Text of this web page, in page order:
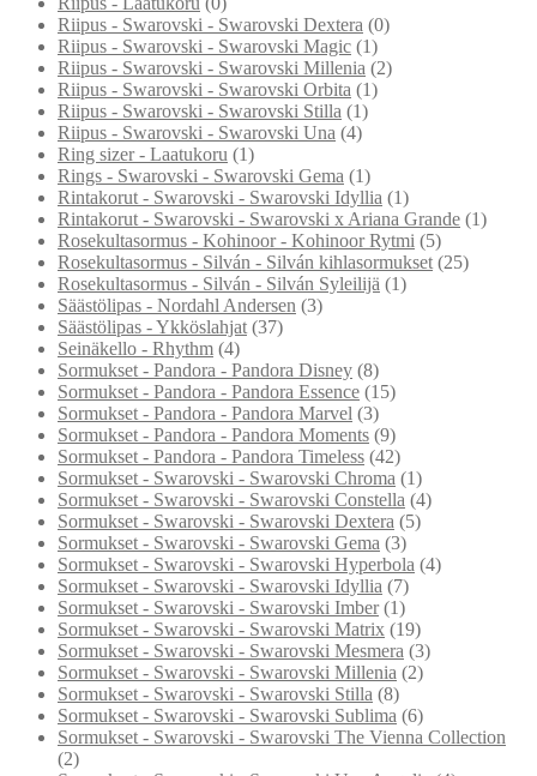
Riipus - Swarovski - Swarovski Dextera (0)
Riipus - Swarovski - Swarovski Magic (1)
Riipus - Swarovski - Swarovski Millenia (2)
Riipus - Swarovski - Swarovski Orbita (1)
Riipus - Swarovski - Swarovski Stilla (1)
Riipus - Swarovski - Swarovski Una (4)
Ring sizer - Laatukoru (1)
Rings - Swarovski - Swarovski Gema (1)
Rintakorut - Swarovski - Swarovski Idyllia (1)
Rintakorut - Swarovski - Swarovski x Ariana Grande (1)
Rosekultasormus - Kohinoor - Kohinoor Rytmi (5)
Rosekultasormus - Silván - Silván kihlasormukset (25)
Rosekultasormus - Silván - Silván Syleilijä (1)
Säästölipas - Nordahl Andersen (3)
Säästölipas - Ykköslahjat (37)
Seinäkello - Rhythm (4)
Sormukset - Pandora - Pandora Disney (8)
Sormukset - Pandora - Pandora Essence (15)
Sormukset - Pandora - Pandora Marvel (3)
Sormukset - Pandora - Pandora Moments (9)
Sormukset - Pandora - Pandora Timeless (42)
Sormukset - Swarovski - Swarovski Chroma (1)
Sormukset - Swarovski - Swarovski Constella (4)
Sormukset - Swarovski - Swarovski Dextera (5)
Sormukset - Swarovski - Swarovski Gema (3)
Sormukset - Swarovski - Swarovski Hyperbola (4)
Sormukset - Swarovski - Swarovski Idyllia (7)
Sormukset - Swarovski - Swarovski Imber (1)
Sormukset - Swarovski - Swarovski Matrix (19)
Sormukset - Swarovski - Swarovski Mesmera (3)
Sormukset - Swarovski - Swarovski Millenia (2)
Sormukset - Swarovski - Swarovski Stilla (8)
Sormukset - Swarovski - Swarovski Sublima (6)
Sormukset - Swarovski - Swarovski The Vienna Collection
(2)